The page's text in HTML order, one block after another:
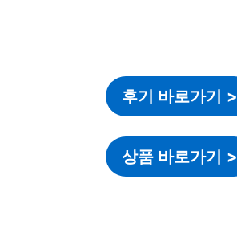
후기 바로가기 >
상품 바로가기 >